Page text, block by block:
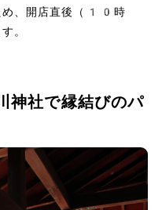
め、開店直後（10時
。
社で縁結びのパ